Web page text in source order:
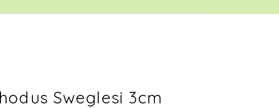
Sweglesi 3cm